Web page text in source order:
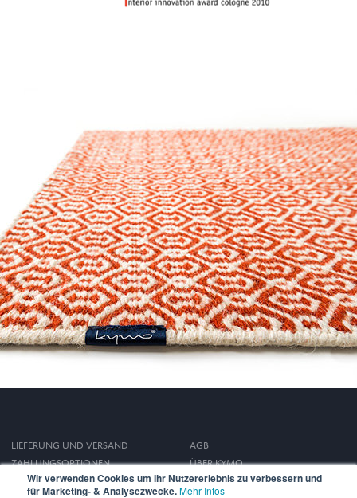
Wir verwenden Cookies um Ihr Nutzererlebnis zu verbessern und
für Marketing- & Analysezwecke.Mehr Infos
LIEFERUNG UND VERSAND
ZAHLUNGSOPTIONEN
WIDERRUFSRECHT
AGB
ÜBER KYMO
IMPRESSUM